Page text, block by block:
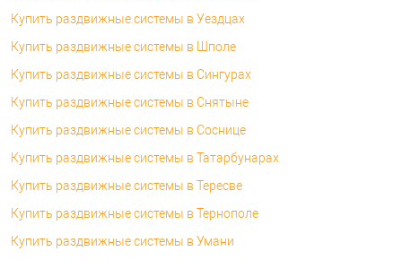
Купить раздвижные системы в Уездцах
Купить раздвижные системы в Шполе
Купить раздвижные системы в Сингурах
Купить раздвижные системы в Снятыне
Купить раздвижные системы в Соснице
Купить раздвижные системы в Татарбунарах
Купить раздвижные системы в Тересве
Купить раздвижные системы в Тернополе
Купить раздвижные системы в Умани